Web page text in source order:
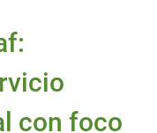
con foco